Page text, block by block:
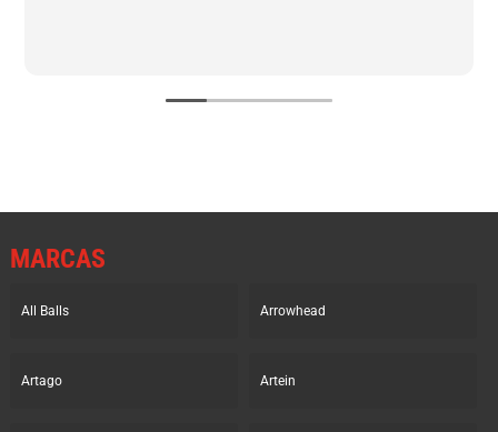
MARCAS
All Balls Arrowhead
Artago Artein